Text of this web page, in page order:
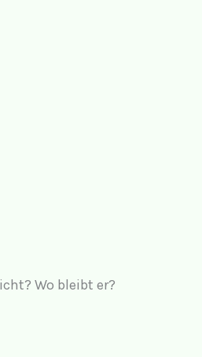
Wo bleibt er?